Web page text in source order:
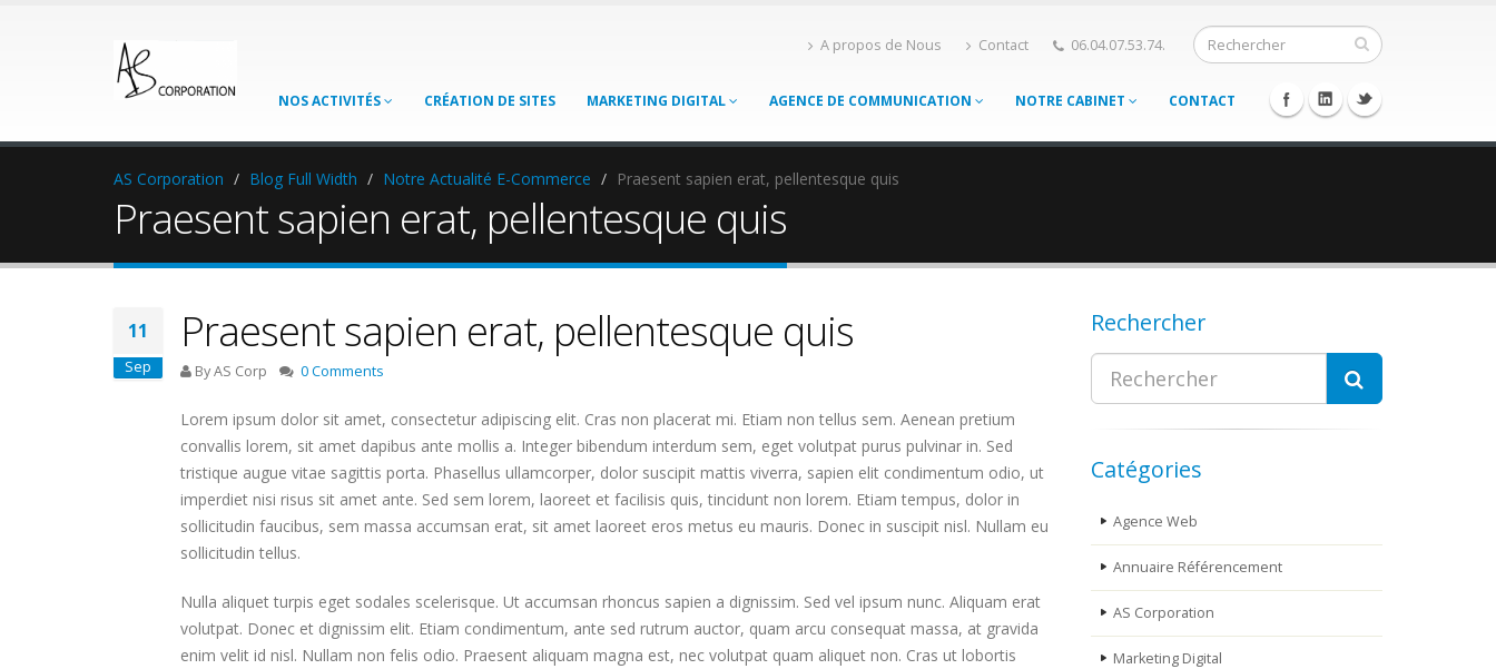
A propos de Nous Contact 06.04.07.53.74.
NOS ACTIVITÉS CRÉATION DE SITES MARKETING DIGITAL AGENCE DE COMMUNICATION NOTRE CABINET CONTACT
AS Corporation Blog Full Width Notre Actualité E-Commerce Praesent sapien erat, pellentesque quis
Praesent sapien erat, pellentesque quis
11
Sep
Praesent sapien erat, pellentesque quis
By AS Corp 0 Comments
Lorem ipsum dolor sit amet, consectetur adipiscing elit. Cras non placerat mi. Etiam non tellus sem. Aenean pretium
convallis lorem, sit amet dapibus ante mollis a. Integer bibendum interdum sem, eget volutpat purus pulvinar in. Sed
tristique augue vitae sagittis porta. Phasellus ullamcorper, dolor suscipit mattis viverra, sapien elit condimentum odio, ut
imperdiet nisi risus sit amet ante. Sed sem lorem, laoreet et facilisis quis, tincidunt non lorem. Etiam tempus, dolor in
sollicitudin faucibus, sem massa accumsan erat, sit amet laoreet eros metus eu mauris. Donec in suscipit nisl. Nullam eu
sollicitudin tellus.
Nulla aliquet turpis eget sodales scelerisque. Ut accumsan rhoncus sapien a dignissim. Sed vel ipsum nunc. Aliquam erat
volutpat. Donec et dignissim elit. Etiam condimentum, ante sed rutrum auctor, quam arcu consequat massa, at gravida
enim velit id nisl. Nullam non felis odio. Praesent aliquam magna est, nec volutpat quam aliquet non. Cras ut lobortis
Rechercher
Catégories
Agence Web
Annuaire Référencement
AS Corporation
Marketing Digital